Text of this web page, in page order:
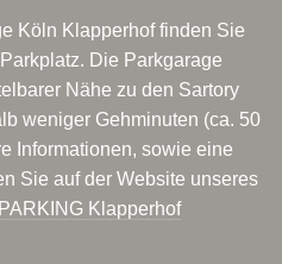
Köln Klapperhof finden Sie
Die Parkgarage
Nähe zu den Sartory
weniger Gehminuten (ca. 50
Informationen, sowie eine
Sie auf der Website unseres
Klapperhof